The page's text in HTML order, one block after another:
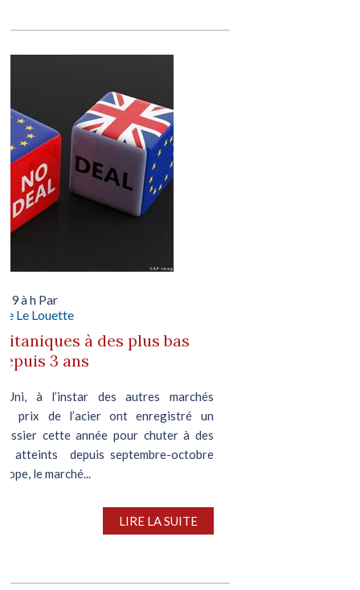
à h Par
Le Louette
à des plus bas
3 ans
Uni, à l’instar des autres marchés
prix de l’acier ont enregistré un
cette année pour chuter à des
atteints depuis septembre-octobre
le marché...
LIRE LA SUITE